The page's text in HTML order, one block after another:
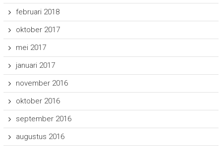
februari 2018
oktober 2017
mei 2017
januari 2017
november 2016
oktober 2016
september 2016
augustus 2016